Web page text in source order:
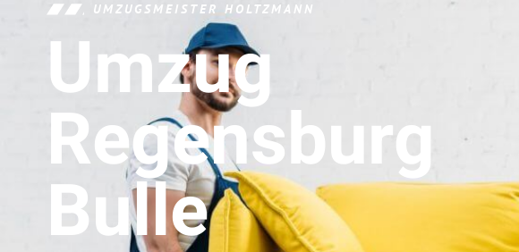
UMZUGSMEISTER HOLTZMANN
Umzug
Regensburg
Bulle